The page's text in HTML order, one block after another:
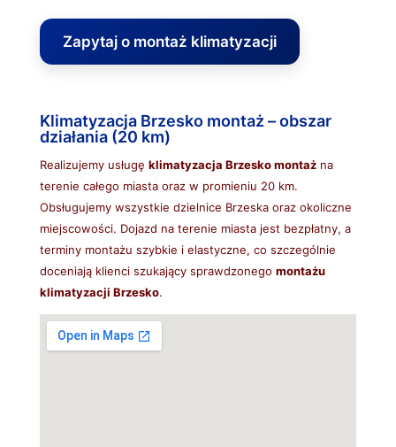
Zapytaj o montaż klimatyzacji
Klimatyzacja Brzesko montaż – obszar
działania (20 km)
Realizujemy usługę klimatyzacja Brzesko montażna
terenie całego miasta oraz w promieniu 20 km.
Obsługujemy wszystkie dzielnice Brzeska oraz okoliczne
miejscowości. Dojazd na terenie miasta jest bezpłatny, a
terminy montażu szybkie i elastyczne, co szczególnie
doceniają klienci szukający sprawdzonego montażu
klimatyzacji Brzesko.